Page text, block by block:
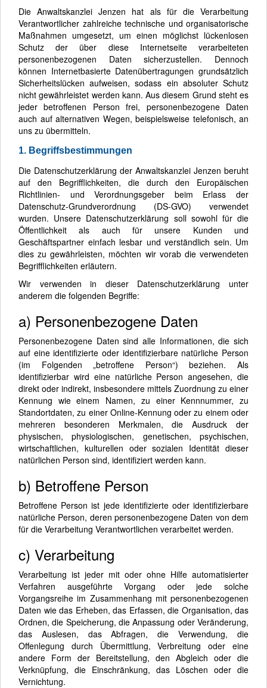
Die Anwaltskanzlei Jenzen hat als für die Verarbeitung
Verantwortlicher zahlreiche technische und organisatorische
Maßnahmen umgesetzt, um einen möglichst lückenlosen
Schutz der über diese Internetseite verarbeiteten
personenbezogenen Daten sicherzustellen. Dennoch
können Internetbasierte Datenübertragungen grundsätzlich
Sicherheitslücken aufweisen, sodass ein absoluter Schutz
nicht gewährleistet werden kann. Aus diesem Grund steht es
jeder betroffenen Person frei, personenbezogene Daten
auch auf alternativen Wegen, beispielsweise telefonisch, an
uns zu übermitteln.
1. Begriffsbestimmungen
Die Datenschutzerklärung der Anwaltskanzlei Jenzen beruht
auf den Begrifflichkeiten, die durch den Europäischen
Richtlinien- und Verordnungsgeber beim Erlass der
Datenschutz-Grundverordnung (DS-GVO) verwendet
wurden. Unsere Datenschutzerklärung soll sowohl für die
Öffentlichkeit als auch für unsere Kunden und
Geschäftspartner einfach lesbar und verständlich sein. Um
dies zu gewährleisten, möchten wir vorab die verwendeten
Begrifflichkeiten erläutern.
Wir verwenden in dieser Datenschutzerklärung unter
anderem die folgenden Begriffe:
a) Personenbezogene Daten
Personenbezogene Daten sind alle Informationen, die sich
auf eine identifizierte oder identifizierbare natürliche Person
(im Folgenden „betroffene Person“) beziehen. Als
identifizierbar wird eine natürliche Person angesehen, die
direkt oder indirekt, insbesondere mittels Zuordnung zu einer
Kennung wie einem Namen, zu einer Kennnummer, zu
Standortdaten, zu einer Online-Kennung oder zu einem oder
mehreren besonderen Merkmalen, die Ausdruck der
physischen, physiologischen, genetischen, psychischen,
wirtschaftlichen, kulturellen oder sozialen Identität dieser
natürlichen Person sind, identifiziert werden kann.
b) Betroffene Person
Betroffene Person ist jede identifizierte oder identifizierbare
natürliche Person, deren personenbezogene Daten von dem
für die Verarbeitung Verantwortlichen verarbeitet werden.
c) Verarbeitung
Verarbeitung ist jeder mit oder ohne Hilfe automatisierter
Verfahren ausgeführte Vorgang oder jede solche
Vorgangsreihe im Zusammenhang mit personenbezogenen
Daten wie das Erheben, das Erfassen, die Organisation, das
Ordnen, die Speicherung, die Anpassung oder Veränderung,
das Auslesen, das Abfragen, die Verwendung, die
Offenlegung durch Übermittlung, Verbreitung oder eine
andere Form der Bereitstellung, den Abgleich oder die
Verknüpfung, die Einschränkung, das Löschen oder die
Vernichtung.